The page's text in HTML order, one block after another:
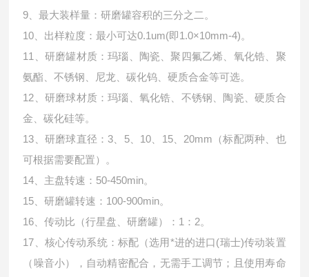
9、最大装样量：研磨罐容积的三分之二。
10、出样粒度：最小可达0.1um(即1.0×10mm-4)。
11、研磨罐材质：玛瑙、陶瓷、聚四氟乙烯、氧化锆、聚
氨酯、不锈钢、尼龙、碳化钨、硬质合金等可选。
12、研磨球材质：玛瑙、氧化锆、不锈钢、陶瓷、硬质合
金、碳化硅等。
13、研磨球直径：3、5、10、15、20mm（标配两种、也
可根据需要配置）。
14、主盘转速：50-450min。
15、研磨罐转速：100-900min。
16、传动比（行星盘、研磨罐）：1：2。
17、核心传动系统：标配（选用*进的进口(瑞士)传动装置
（噪音小），自动精密配合，无需手工调节；且使用寿命